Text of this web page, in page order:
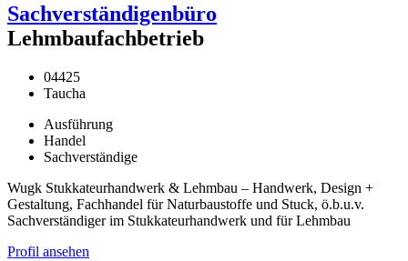
Sachverständigenbüro
Lehmbaufachbetrieb
04425
Taucha
Ausführung
Handel
Sachverständige
Wugk Stukkateurhandwerk & Lehmbau – Handwerk, Design +
Gestaltung, Fachhandel für Naturbaustoffe und Stuck, ö.b.u.v.
Sachverständiger im Stukkateurhandwerk und für Lehmbau
Profil ansehen